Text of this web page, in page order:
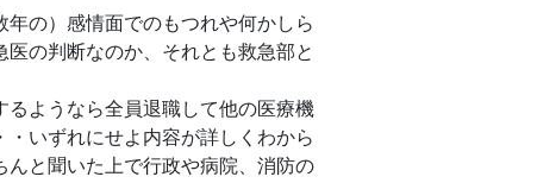
の）感情面でのもつれや何かしら
の判断なのか、それとも救急部と
ようなら全員退職して他の医療機
いずれにせよ内容が詳しくわから
と聞いた上で行政や病院、消防の